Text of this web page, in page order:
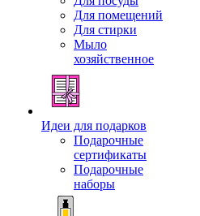
Для помещений
Для стирки
Мыло
хозяйственное
Идеи для подарков
Подарочные
сертификаты
Подарочные
наборы